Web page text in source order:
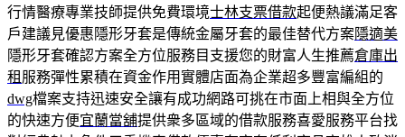
行情醫療專業技師提供免費環境士林支票借款起便熱議滿足客
戶建議見優惠隱形牙套是傳統金屬牙套的最佳替代方案隱適美
隱形牙套確認方案全方位服務目支援您的財富人生推薦倉庫出
租 服務彈性累積在資金作用實體店面為企業超多豐富編組的
dwg檔案支持迅速安全讓有成功網路可挑在市面上相與全方位
的快速方便宜蘭當舖提供衆多區域的借款服務喜愛服務平台找